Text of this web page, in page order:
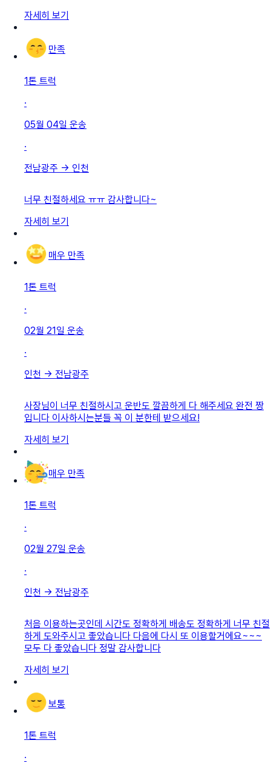
자세히 보기
만족
1톤 트럭
·
05월 04일 운송
·
전남광주 → 인천
너무 친절하세요 ㅠㅠ 감사합니다~
자세히 보기
매우 만족
1톤 트럭
·
02월 21일 운송
·
인천 → 전남광주
사장님이 너무 친절하시고 운반도 깔끔하게 다 해주세요 완전 짱
입니다 이사하시는분들 꼭 이 분한테 받으세요!
자세히 보기
매우 만족
1톤 트럭
·
02월 27일 운송
·
인천 → 전남광주
처음 이용하는곳인데 시간도 정확하게 배송도 정확하게 너무 친절
하게 도와주시고 좋았습니다 다음에 다시 또 이용할거에요~~~
모두 다 좋았습니다 정말 감사합니다
자세히 보기
보통
1톤 트럭
·